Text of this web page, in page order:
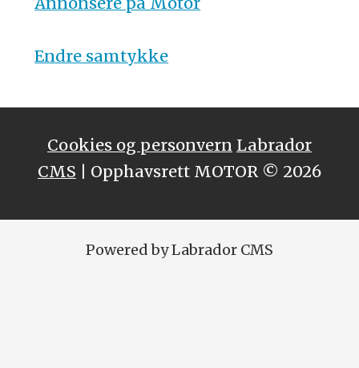
Endre samtykke
Cookies og personvern Labrador
CMS | Opphavsrett MOTOR © 2026
Powered by Labrador CMS